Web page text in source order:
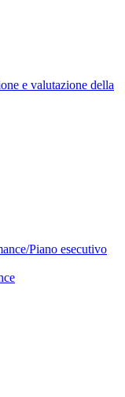
e valutazione della
Piano esecutivo